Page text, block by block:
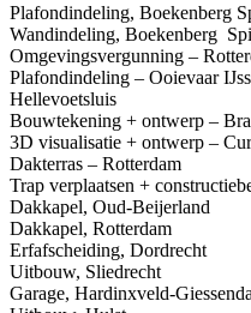
Plafondindeling, Boekenberg
Wandindeling, Boekenberg
Omgevingsvergunning –
Plafondindeling – Ooievaar
Hellevoetsluis
Bouwtekening + ontwerp –
3D visualisatie + ontwerp –
Dakterras – Rotterdam
Trap verplaatsen +
Dakkapel, Oud-Beijerland
Dakkapel, Rotterdam
Erfafscheiding, Dordrecht
Uitbouw, Sliedrecht
Garage, Hardinxveld-